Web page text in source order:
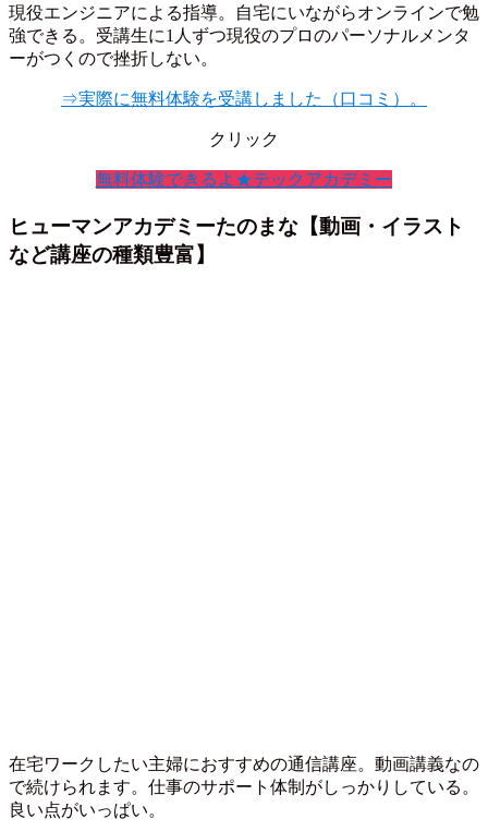
現役エンジニアによる指導。自宅にいながらオンラインで勉
強できる。受講生に1人ずつ現役のプロのパーソナルメンタ
ーがつくので挫折しない。
⇒実際に無料体験を受講しました（口コミ）。
クリック
無料体験できるよ★テックアカデミー
ヒューマンアカデミーたのまな【動画・イラスト
など講座の種類豊富】
在宅ワークしたい主婦におすすめの通信講座。動画講義なの
で続けられます。仕事のサポート体制がしっかりしている。
良い点がいっぱい。